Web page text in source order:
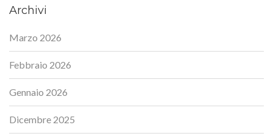
Archivi
Marzo 2026
Febbraio 2026
Gennaio 2026
Dicembre 2025